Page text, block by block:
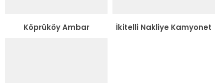
Köprüköy Ambar İkitelli Nakliye Kamyonet